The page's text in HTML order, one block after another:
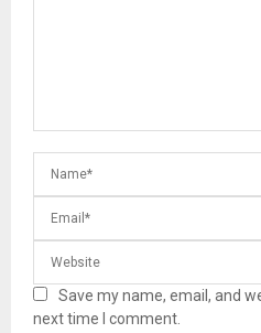
Save my name, email, and
next time I comment.